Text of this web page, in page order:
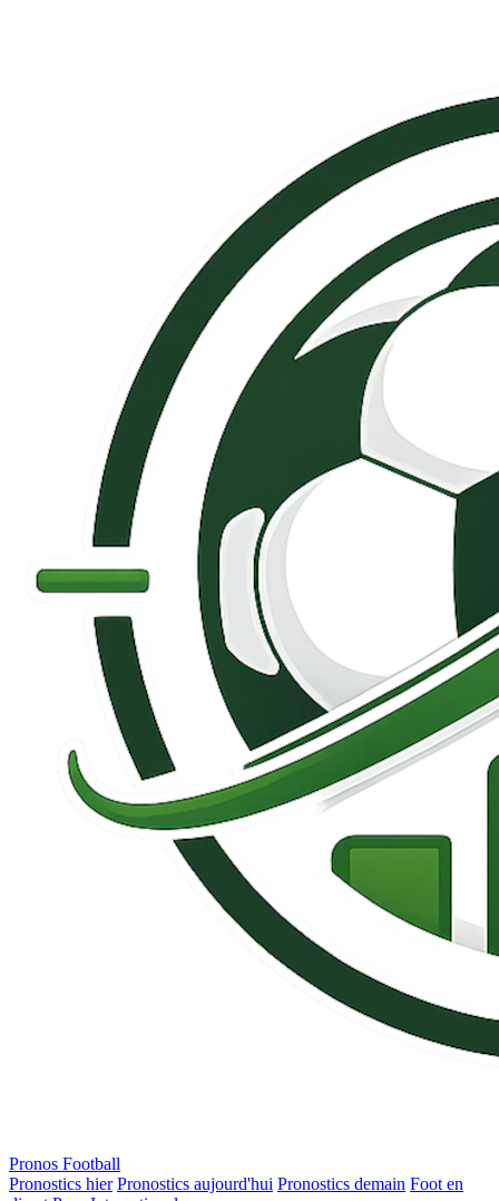
Pronos Football
Pronostics hier Pronostics aujourd'hui Pronostics demain Foot en